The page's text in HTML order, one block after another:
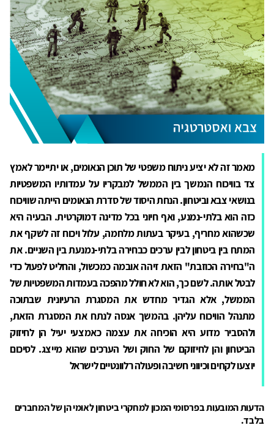
מאמר זה לא יציע ניתוח משפטי של תוכן הנאומים, או יתיימר לאמץ
צד בוויכוח הנמשך בין הממשל למבקריו על עמדותיו המשפטיות
בנושאי צבא וביטחון. הנחת היסוד של סדרת הנאומים הייתה שוויכוח
כזה הוא בלתי-נמנע, ואף חיוני בכל מדינה דמוקרטית. הבעיה היא
שכשהוא מחריף, בעיקר בעתות מלחמה, עלול ויכוח זה לשקף את
המתח בין ביטחון לבין ערכים כבחירה בלתי-נמנעת בין השניים. את
ה"בחירה הכוזבת" הזאת זיהה אובמה כמכשול, והחליט לפעול כדי
לבטל אותה. לשם כך, הוא לא חולל מהפכה בעמדות המשפטיות של
הממשל, אלא הגדיר מחדש את המסגרת הרעיונית שבתוכה
מתנהל הוויכוח עליהן. בהמשך אנסה לנתח את המסגרת הזאת,
ולהסביר מדוע היא הוכיחה את עצמה כאמצעי יעיל הן לחיזוק
הביטחון והן לחיזוקם של החוק ושל הערכים שהוא מייצג. לסיכום
יוצעו לקחים וכיווני חשיבה ופעולה רלוונטיים לישראל
הדעות המובעות בפרסומי המכון למחקרי ביטחון לאומי הן של המחברים
בלבד.